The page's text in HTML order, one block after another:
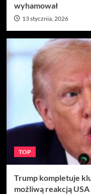
wyhamował
13 stycznia, 2026
TOP
Trump kompletuje
możliwą reakcją